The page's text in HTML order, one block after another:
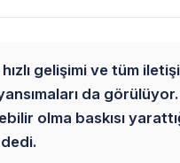
gelişimi ve tüm
da
olma baskısı